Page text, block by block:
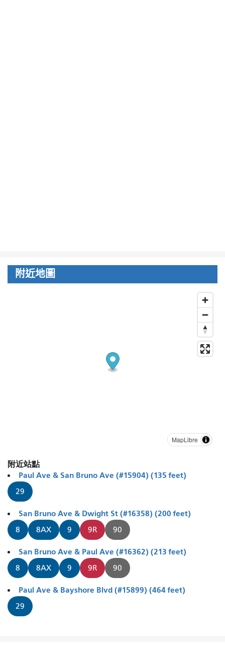
附近地圖
MapLibre
附近站點
Paul Ave & San Bruno Ave (#15904) (135 feet)
29
San Bruno Ave & Dwight St (#16358) (200 feet)
8 8AX 9 9R 90
San Bruno Ave & Paul Ave (#16362) (213 feet)
8 8AX 9 9R 90
Paul Ave & Bayshore Blvd (#15899) (464 feet)
29